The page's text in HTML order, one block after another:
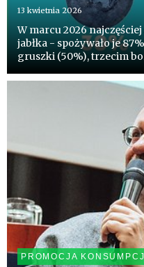
13 kwietnia 2026
W marcu 2026
jabłka - spożywało je
gruszki (50%), trzecim
blisko 1/3 deklaruje chęć
PROMOCJA KONSUMPCJI